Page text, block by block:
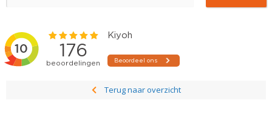
Terug naar overzicht